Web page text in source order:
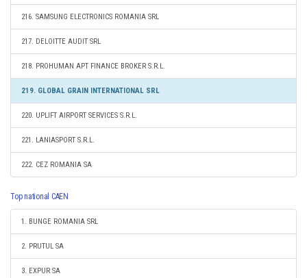
216. SAMSUNG ELECTRONICS ROMANIA SRL
217. DELOITTE AUDIT SRL
218. PROHUMAN APT FINANCE BROKER S.R.L.
219. GLOBAL GRAIN INTERNATIONAL SRL
220. UPLIFT AIRPORT SERVICES S.R.L.
221. LANIASPORT S.R.L.
222. CEZ ROMANIA SA
Top national CAEN
1. BUNGE ROMANIA SRL
2. PRUTUL SA
3. EXPUR SA